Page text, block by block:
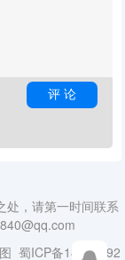
处，请第一时间联系
蜀ICP备18014492